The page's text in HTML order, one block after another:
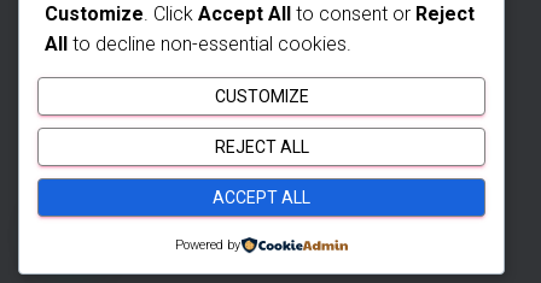
INICIO EDIFICIO VISTA 78 APTO. EN BARRANQUILLA
APTO. EN ENVIGADO BLOG ¿QUIÉNES SOMOS?
CONTÁCTANOS
Hestia | Desarrollado porThemeIsle
Customize. Click Accept All to consent or Reject
All to decline non-essential cookies.
CUSTOMIZE
REJECT ALL
ACCEPT ALL
Powered by